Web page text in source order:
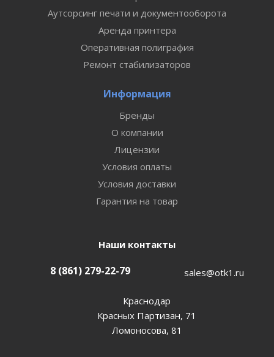
Аутсорсинг печати и документооборота
Аренда принтера
Оперативная полиграфия
Ремонт стабилизаторов
Информация
Бренды
О компании
Лицензии
Условия оплаты
Условия доставки
Гарантия на товар
Наши контакты
8 (861) 279-22-79 sales@otk1.ru
Краснодар
Красных Партизан, 71
Ломоносова, 81